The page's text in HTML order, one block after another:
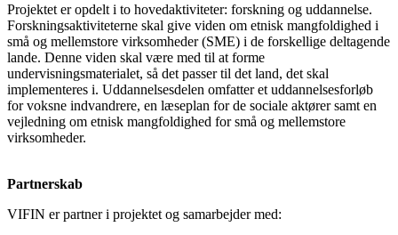
Projektet er opdelt i to hovedaktiviteter: forskning og uddannelse.
Forskningsaktiviteterne skal give viden om etnisk mangfoldighed i
små og mellemstore virksomheder (SME) i de forskellige deltagende
lande. Denne viden skal være med til at forme
undervisningsmaterialet, så det passer til det land, det skal
implementeres i. Uddannelsesdelen omfatter et uddannelsesforløb
for voksne indvandrere, en læseplan for de sociale aktører samt en
vejledning om etnisk mangfoldighed for små og mellemstore
virksomheder.
Partnerskab
VIFIN er partner i projektet og samarbejder med: